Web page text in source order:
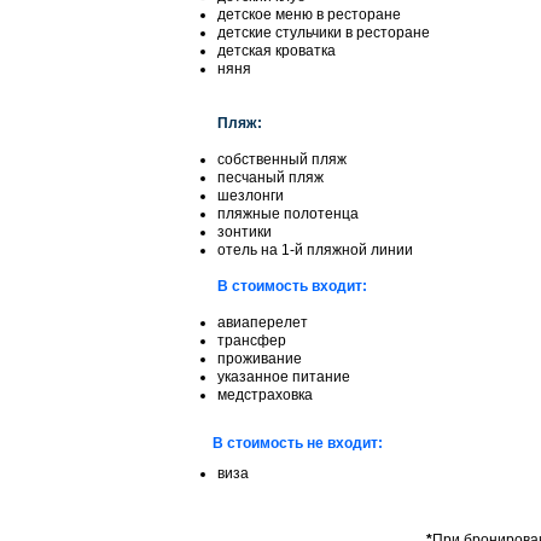
детское меню в ресторане
детские стульчики в ресторане
детская кроватка
няня
Пляж:
собственный пляж
песчаный пляж
шезлонги
пляжные полотенца
зонтики
отель на 1-й пляжной линии
В стоимость входит:
авиаперелет
трансфер
проживание
указанное питание
медстраховка
В стоимость не входит:
виза